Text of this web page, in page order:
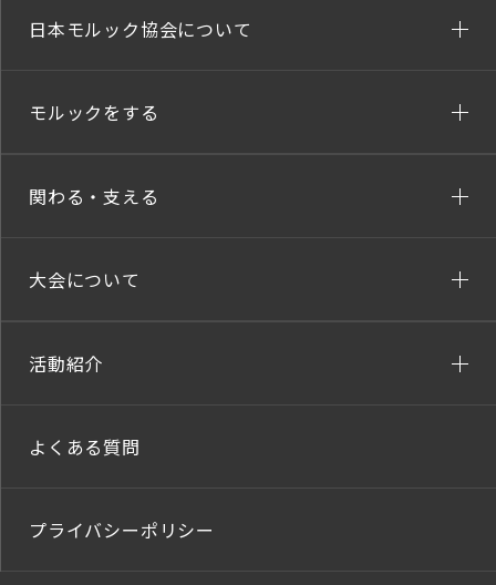
日本モルック協会について
モルックをする
関わる・支える
大会について
活動紹介
よくある質問
プライバシーポリシー